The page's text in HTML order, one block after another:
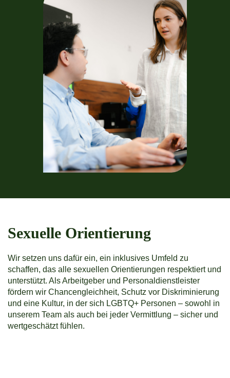
Sexuelle Orientierung
Wir setzen uns dafür ein, ein inklusives Umfeld zu
schaffen, das alle sexuellen Orientierungen respektiert und
unterstützt. Als Arbeitgeber und Personaldienstleister
fördern wir Chancengleichheit, Schutz vor Diskriminierung
und eine Kultur, in der sich LGBTQ+ Personen – sowohl in
unserem Team als auch bei jeder Vermittlung – sicher und
wertgeschätzt fühlen.